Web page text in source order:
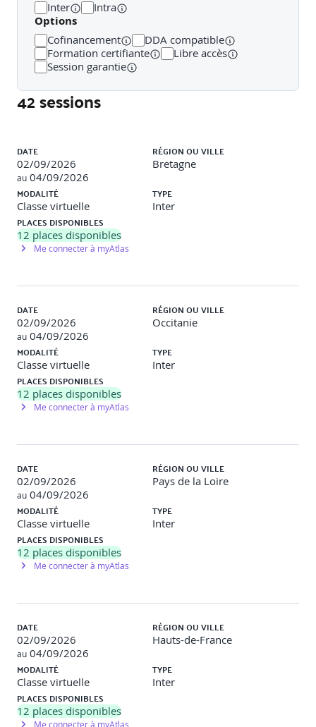
Organiser la récupération, le stockage et la gestion des
données brutes
Les responsabilités de l’architecte
Risques et difficultés rencontrés dans les projets Big Data
Étude de cas
Analyse des risques et des difficultés autour d’un projet
Big Data
Propriété de la donnée, environnement juridique
Les données personnelles
Les informations sensibles
Les données interdites de collecte
Rôle de la CNIL au quotidien
Les responsabilités des personnes
Problématiques spécifiques au Big Data
Travaux pratiques
Quizz autour de situations concrètes où l’on demande si «
telle action devant tel jeu de données » est autorisée par
Impacts des choix technologiques
(infrastructure, architecture)
Les architectures décisionnelles « traditionnelles »
(datastore, datawarehouse, datamart…)
DataLake comme support des architectures BigData ?
Inter Intra
Options
Cofinancement
DDA compatible
Formation certifiante
Libre accès
Session garantie
42 sessions
DATE
02/09/2026
au 04/09/2026
RÉGION OU VILLE
Bretagne
MODALITÉ
Classe virtuelle
TYPE
Inter
PLACES DISPONIBLES
12 places disponibles
Me connecter à myAtlas
DATE
02/09/2026
au 04/09/2026
RÉGION OU VILLE
Occitanie
MODALITÉ
Classe virtuelle
TYPE
Inter
PLACES DISPONIBLES
12 places disponibles
Me connecter à myAtlas
DATE
02/09/2026
au 04/09/2026
RÉGION OU VILLE
Pays de la Loire
MODALITÉ
Classe virtuelle
TYPE
Inter
PLACES DISPONIBLES
12 places disponibles
Me connecter à myAtlas
DATE
02/09/2026
au 04/09/2026
RÉGION OU VILLE
Hauts-de-France
MODALITÉ
Classe virtuelle
TYPE
Inter
PLACES DISPONIBLES
12 places disponibles
Me connecter à myAtlas